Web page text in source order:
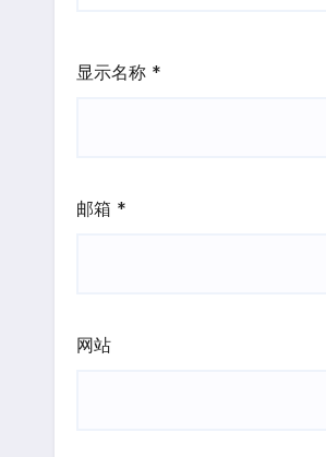
显示名称 *
邮箱 *
网站